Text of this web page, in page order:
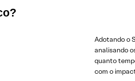
Adotando o
analisando
quanto
com o